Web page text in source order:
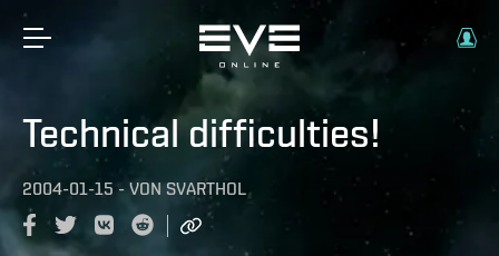
Technical difficulties!
2004-01-15 - VON SVARTHOL